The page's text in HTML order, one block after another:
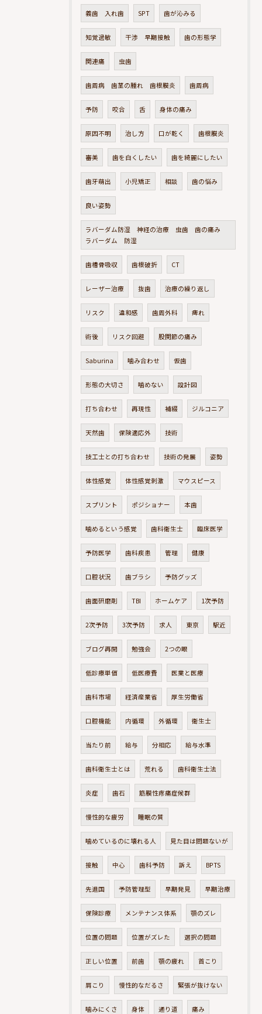
義歯 入れ歯 SPT 歯が沁みる
知覚過敏 干渉 早期接触 歯の形態学
関連痛 虫歯
歯周病 歯茎の腫れ 歯根膜炎 歯周病
予防 咬合 舌 身体の痛み
原因不明 治し方 口が乾く 歯根膜炎
審美 歯を白くしたい 歯を綺麗にしたい
歯牙萌出 小児矯正 相談 歯の悩み
良い姿勢
ラバーダム防湿 神経の治療 虫歯 歯の痛み
ラバーダム 防湿
歯槽骨吸収 歯根破折 CT
レーザー治療 抜歯 治療の繰り返し
リスク 違和感 歯周外科 痺れ
術後 リスク回避 股関節の痛み
Saburina 噛み合わせ 仮歯
形態の大切さ 噛めない 設計図
打ち合わせ 再現性 補綴 ジルコニア
天然歯 保険適応外 技術
技工士との打ち合わせ 技術の発展 姿勢
体性感覚 体性感覚刺激 マウスピース
スプリント ポジショナー 本歯
噛めるという感覚 歯科衛生士 臨床医学
予防医学 歯科疾患 管理 健康
口腔状況 歯ブラシ 予防グッズ
歯面研磨剤 TBI ホームケア 1次予防
2次予防 3次予防 求人 東京 駅近
ブログ再開 勉強会 2つの眼
低診療単価 低医療費 医業と医療
歯科市場 経済産業省 厚生労働省
口腔機能 内循環 外循環 衛生士
当たり前 給与 分相応 給与水準
歯科衛生士とは 荒れる 歯科衛生士法
炎症 歯石 筋膜性疼痛症候群
慢性的な疲労 睡眠の質
噛めているのに壊れる人 見た目は問題ないが
接触 中心 歯科予防 訴え BPTS
先進国 予防管理型 早期発見 早期治療
保険診療 メンテナンス体系 顎のズレ
位置の問題 位置がズレた 選択の問題
正しい位置 前歯 顎の疲れ 首こり
肩こり 慢性的なだるさ 緊張が抜けない
噛みにくさ 身体 通り道 痛み